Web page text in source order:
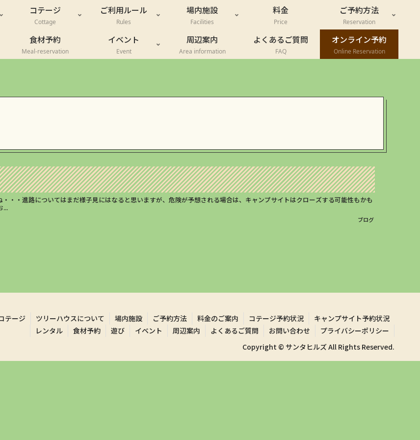
コテージ
Cottage
ご利用ルール
Rules
場内施設
Facilities
料金
Price
ご予約方法
Reservation
食材予約
Meal-reservation
イベント
Event
周辺案内
Area information
よくあるご質問
FAQ
オンライン予約
Online Reservation
・・進路についてはまだ様子見にはなると思いますが、危険が予想される場合は、キャンプサイトはクローズする可能性もかも
...
ブログ
テージ ツリーハウスについて 場内施設 ご予約方法 料金のご案内 コテージ予約状況
キャンプサイト予約状況
レンタル
食材予約 遊び イベント 周辺案内 よくあるご質問 お問い合わせ
プライバシーポリシー
Copyright © サンタヒルズ All Rights Reserved.